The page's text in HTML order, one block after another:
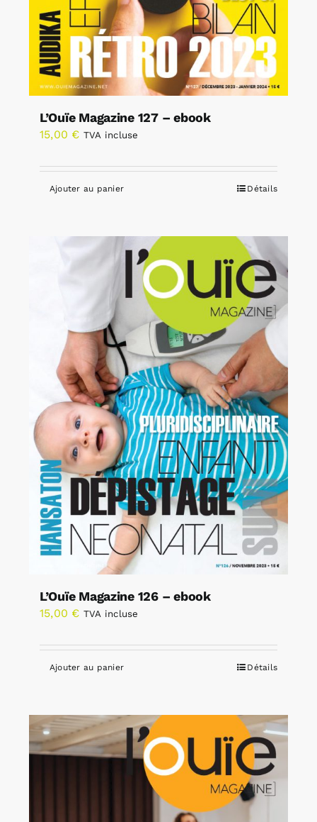
L’Ouïe Magazine 127 – ebook
15,00 € TVA incluse
Ajouter au panier Détails
L’Ouïe Magazine 126 – ebook
15,00 € TVA incluse
Ajouter au panier Détails